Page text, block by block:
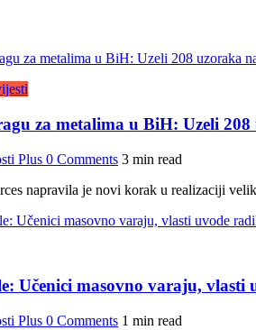
za metalima u BiH: Uzeli
Plus 0 Comments 3 min read
napravila je novi korak u realizaciji
Učenici masovno varaju, vlasti
Plus 0 Comments 1 min read